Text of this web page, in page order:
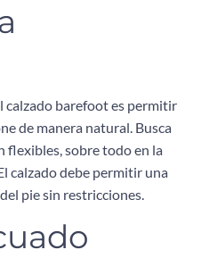
calzado barefoot es permitir
de manera natural. Busca
flexibles, sobre todo en la
calzado debe permitir una
pie sin restricciones.